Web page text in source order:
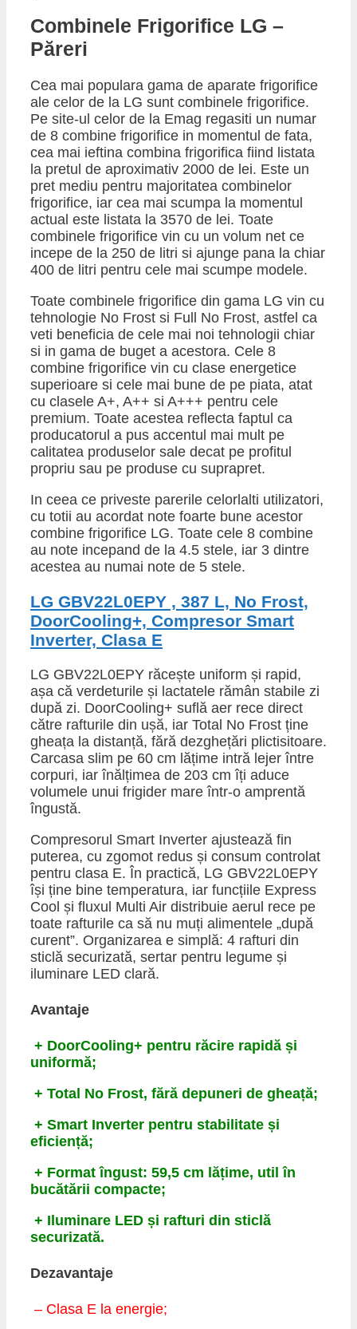
​Combinele Frigorifice LG –
Păreri
Cea mai populara gama de aparate frigorifice
ale celor de la LG sunt combinele frigorifice.
Pe site-ul celor de la Emag regasiti un numar
de 8 combine frigorifice in momentul de fata,
cea mai ieftina combina frigorifica fiind listata
la pretul de aproximativ 2000 de lei. Este un
pret mediu pentru majoritatea combinelor
frigorifice, iar cea mai scumpa la momentul
actual este listata la 3570 de lei. Toate
combinele frigorifice vin cu un volum net ce
incepe de la 250 de litri si ajunge pana la chiar
400 de litri pentru cele mai scumpe modele.
Toate combinele frigorifice din gama LG vin cu
tehnologie No Frost si Full No Frost, astfel ca
veti beneficia de cele mai noi tehnologii chiar
si in gama de buget a acestora. Cele 8
combine frigorifice vin cu clase energetice
superioare si cele mai bune de pe piata, atat
cu clasele A+, A++ si A+++ pentru cele
premium. Toate acestea reflecta faptul ca
producatorul a pus accentul mai mult pe
calitatea produselor sale decat pe profitul
propriu sau pe produse cu suprapret.
In ceea ce priveste parerile celorlalti utilizatori,
cu totii au acordat note foarte bune acestor
combine frigorifice LG. Toate cele 8 combine
au note incepand de la 4.5 stele, iar 3 dintre
acestea au numai note de 5 stele.
LG GBV22L0EPY , 387 L, No Frost,
DoorCooling+, Compresor Smart
Inverter, Clasa E
LG GBV22L0EPY răcește uniform și rapid,
așa că verdeturile și lactatele rămân stabile zi
după zi. DoorCooling+ suflă aer rece direct
către rafturile din ușă, iar Total No Frost ține
gheața la distanță, fără dezghețări plictisitoare.
Carcasa slim pe 60 cm lățime intră lejer între
corpuri, iar înălțimea de 203 cm îți aduce
volumele unui frigider mare într-o amprentă
îngustă.
Compresorul Smart Inverter ajustează fin
puterea, cu zgomot redus și consum controlat
pentru clasa E. În practică, LG GBV22L0EPY
își ține bine temperatura, iar funcțiile Express
Cool și fluxul Multi Air distribuie aerul rece pe
toate rafturile ca să nu muți alimentele „după
curent”. Organizarea e simplă: 4 rafturi din
sticlă securizată, sertar pentru legume și
iluminare LED clară.
Avantaje
+ DoorCooling+ pentru răcire rapidă și
uniformă;
+ Total No Frost, fără depuneri de gheață;
+ Smart Inverter pentru stabilitate și
eficiență;
+ Format îngust: 59,5 cm lățime, util în
bucătării compacte;
+ Iluminare LED și rafturi din sticlă
securizată.
Dezavantaje
– Clasa E la energie;